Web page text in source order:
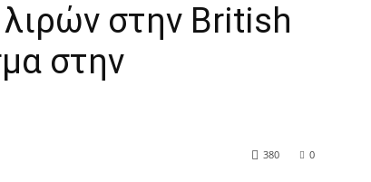
στην British
στην
0
380